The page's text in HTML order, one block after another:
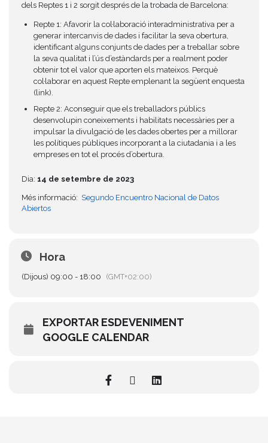
dels Reptes 1 i 2 sorgit després de la trobada de Barcelona:
Repte 1: Afavorir la col·laboració interadministrativa per a
generar intercanvis de dades i facilitar la seva obertura,
identificant alguns conjunts de dades per a treballar sobre
la seva qualitat i l’ús d’estàndards per a realment poder
obtenir tot el valor que aporten els mateixos. Perquè
col·laborar en aquest Repte emplenant la següent enquesta
(link).
Repte 2: Aconseguir que els treballadors públics
desenvolupin coneixements i habilitats necessàries per a
impulsar la divulgació de les dades obertes per a millorar
les polítiques públiques incorporant a la ciutadania i a les
empreses en tot el procés d’obertura.
Dia: 14 de setembre de 2023
Més informació: Segundo Encuentro Nacional de Datos
Abiertos
Hora
(Dijous) 09:00 - 18:00 (GMT+02:00)
EXPORTAR ESDEVENIMENT
GOOGLE CALENDAR